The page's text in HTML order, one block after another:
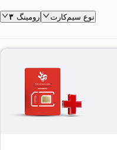
نوع سیم‌کارت رومینگ ۳